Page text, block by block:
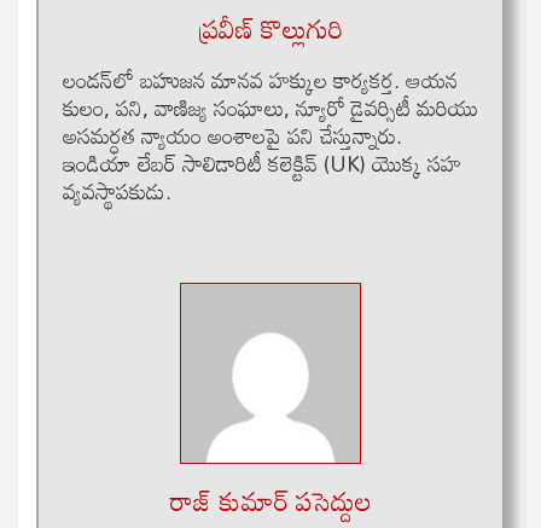
ప్రవీణ్ కొల్లుగురి
లండన్‌లో బహుజన మానవ హక్కుల కార్యకర్త. ఆయన
కులం, పని, వాణిజ్య సంఘాలు, న్యూరో డైవర్సిటీ మరియు
అసమర్ధత న్యాయం అంశాలపై పని చేస్తున్నారు.
ఇండియా లేబర్ సాలిడారిటీ కలెక్టివ్ (UK) యొక్క సహ
వ్యవస్థాపకుడు.
రాజ్ కుమార్ పసెద్దుల